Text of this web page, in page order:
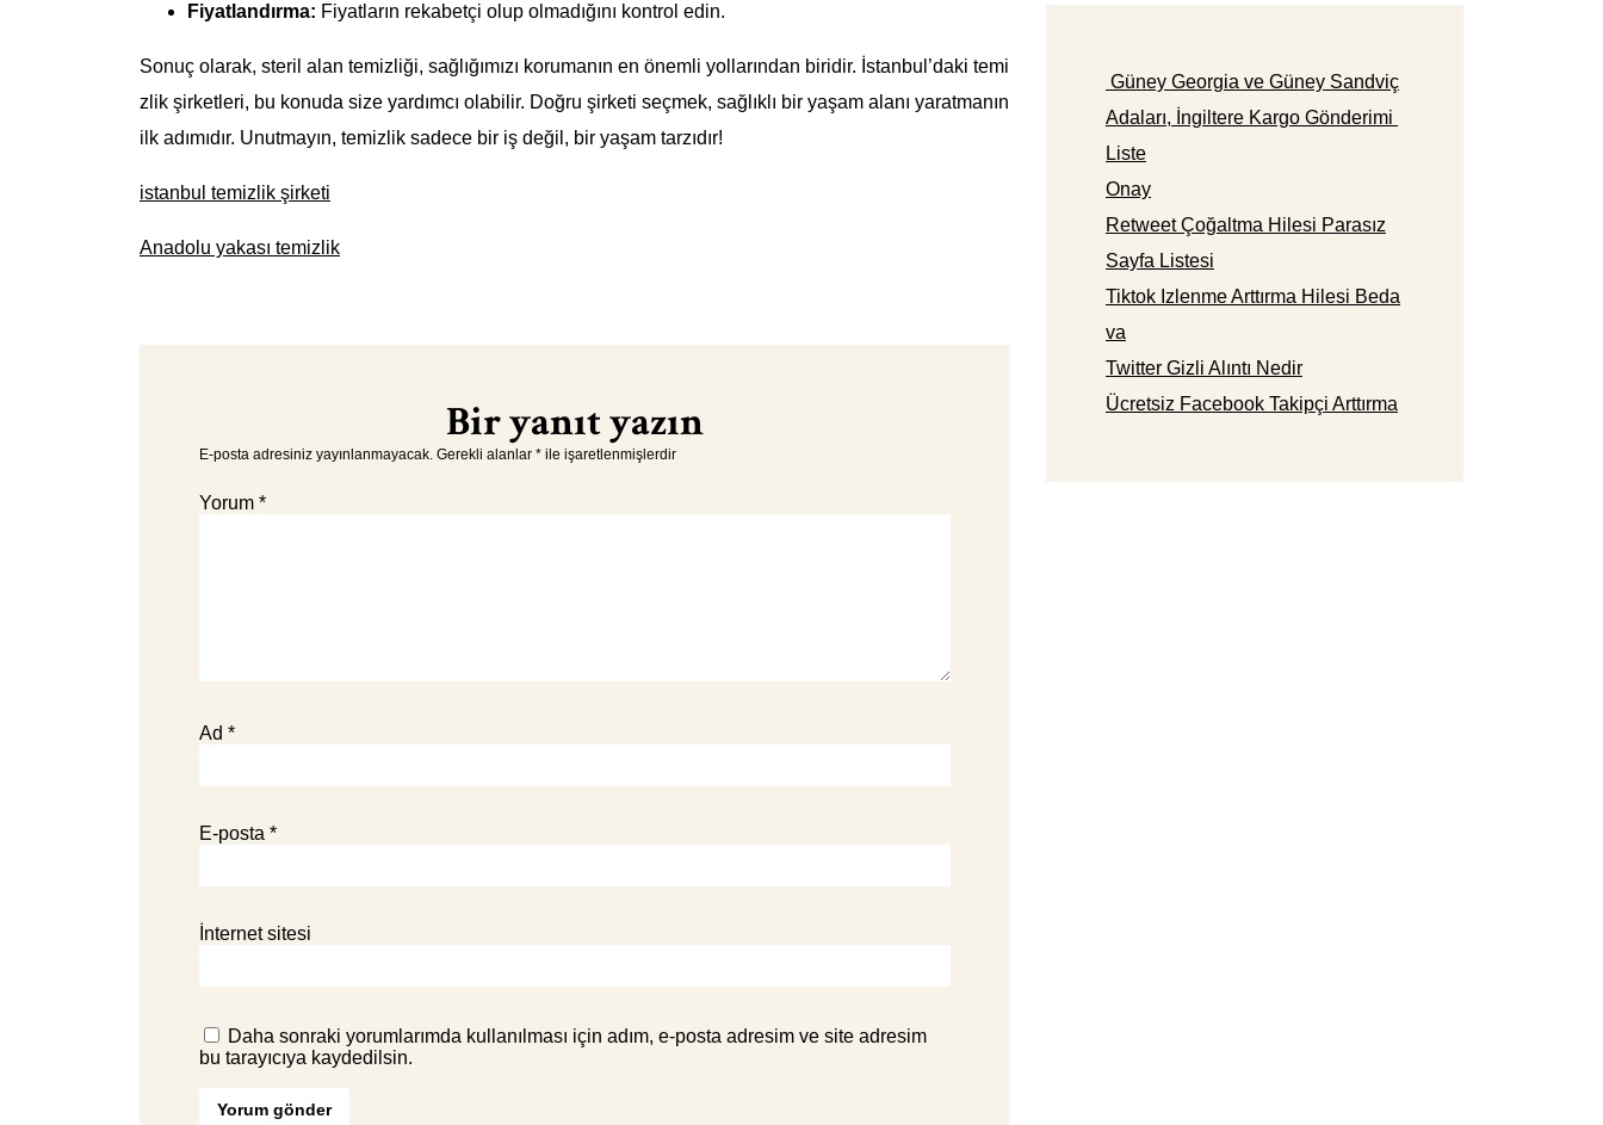
Fiyatlandırma: Fiyatların rekabetçi olup olmadığını kontrol edin.
Sonuç olarak, steril alan temizliği, sağlığımızı korumanın en önemli yollarından biridir. İstanbul’daki temi
zlik şirketleri, bu konuda size yardımcı olabilir. Doğru şirketi seçmek, sağlıklı bir yaşam alanı yaratmanın
ilk adımıdır. Unutmayın, temizlik sadece bir iş değil, bir yaşam tarzıdır!
istanbul temizlik şirketi
Anadolu yakası temizlik
Bir yanıt yazın
E-posta adresiniz yayınlanmayacak. Gerekli alanlar * ile işaretlenmişlerdir
Yorum *
Ad *
E-posta *
İnternet sitesi
Daha sonraki yorumlarımda kullanılması için adım, e-posta adresim ve site adresim
bu tarayıcıya kaydedilsin.
Güney Georgia ve Güney Sandviç
Adaları, İngiltere Kargo Gönderimi
Liste
Onay
Retweet Çoğaltma Hilesi Parasız
Sayfa Listesi
Tiktok Izlenme Arttırma Hilesi Beda
va
Twitter Gizli Alıntı Nedir
Ücretsiz Facebook Takipçi Arttırma